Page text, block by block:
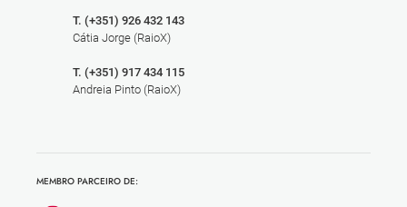
T. (+351) 926 432 143
Cátia Jorge (RaioX)
T. (+351) 917 434 115
Andreia Pinto (RaioX)
MEMBRO PARCEIRO DE: